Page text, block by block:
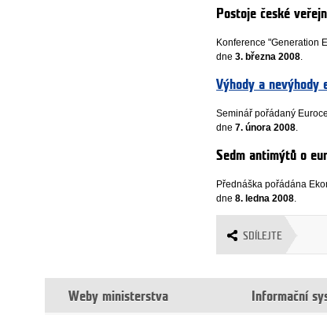
Postoje české
Konference "Generation
dne3. března 2008.
Výhody a nevýhody
Seminář pořádaný
dne7. února 2008.
Sedm antimýtů o
Přednáška pořádána
dne8. ledna 2008.
SDÍLEJTE
Weby ministerstva Informační